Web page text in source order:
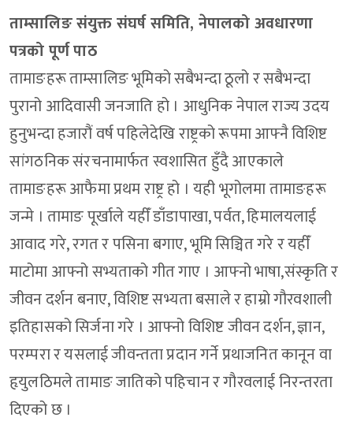
ताम्सालिङ संयुक्त संघर्ष समिति, नेपालको अवधारणा
पत्रको पूर्ण पाठ
तामाङहरू ताम्सालिङ भूमिको सबैभन्दा ठूलो र सबैभन्दा
पुरानो आदिवासी जनजाति हो । आधुनिक नेपाल राज्य उदय
हुनुभन्दा हजारौं वर्ष पहिलेदेखि राष्ट्रको रूपमा आफ्नै विशिष्ट
सांगठनिक संरचनामार्फत स्वशासित हुँदै आएकाले
तामाङहरू आफैमा प्रथम राष्ट्र हो । यही भूगोलमा तामाङहरू
जन्मे । तामाङ पूर्खाले यहीँ डाँडापाखा, पर्वत, हिमालयलाई
आवाद गरे, रगत र पसिना बगाए, भूमि सिञ्चित गरे र यहीँ
माटोमा आफ्नो सभ्यताको गीत गाए । आफ्नो भाषा,संस्कृति र
जीवन दर्शन बनाए, विशिष्ट सभ्यता बसाले र हाम्रो गौरवशाली
इतिहासको सिर्जना गरे । आफ्नो विशिष्ट जीवन दर्शन, ज्ञान,
परम्परा र यसलाई जीवन्तता प्रदान गर्ने प्रथाजनित कानून वा
हृयुलठिमले तामाङ जातिको पहिचान र गौरवलाई निरन्तरता
दिएको छ ।